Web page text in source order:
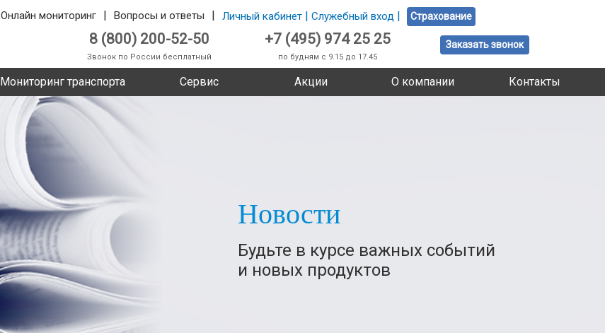
Онлайн мониторинг | Вопросы и ответы | Личный кабинет | Служебный вход | Страхование
8 (800) 200-52-50
Звонок по России бесплатный
+7 (495) 974 25 25
по будням с 9.15 до 17.45
Заказать звонок
Мониторинг транспорта Сервис Акции О компании Контакты
Новости
Будьте в курсе важных событий
и новых продуктов